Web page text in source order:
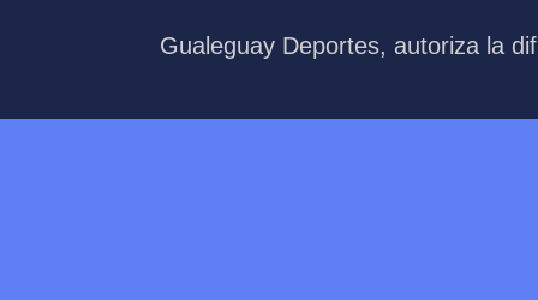
Gualeguay Deportes, autoriza la